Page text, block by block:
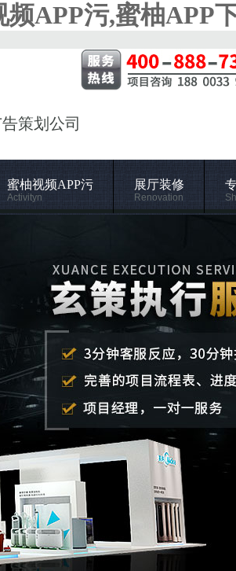
APP污,蜜柚APP
策划公司
蜜柚视频APP污
Activityn
展厅装修
Renovation